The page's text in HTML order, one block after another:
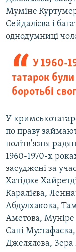
Муміне
Сейдалієва і
однодумниці
У 1960-
татарок
боротьбі
У
по праву
політв'язня
1960-1970-х
засуджені за
Хатідже
Каралієва,
Абдулхакова,
Аметова, Муніре
Сані
Джелялова, Зера